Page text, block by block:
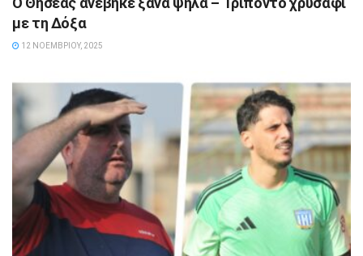
με τη Δόξα
12 ΝΟΕΜΒΡΊΟΥ, 2025